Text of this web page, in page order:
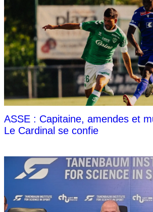
ASSE : Capitaine, amendes et
Le Cardinal se confie